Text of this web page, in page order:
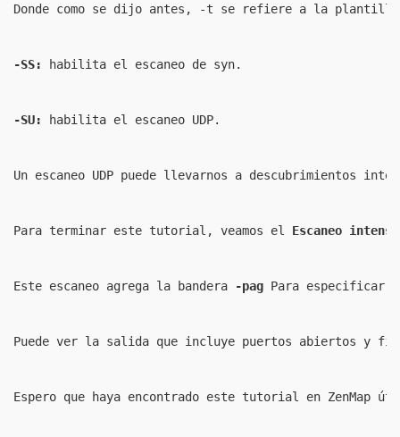
Donde como se dijo antes, -t se refiere a la plantilla
-SS: habilita el escaneo de syn.
-SU: habilita el escaneo UDP.
Un escaneo UDP puede llevarnos a descubrimientos
Para terminar este tutorial, veamos el Escaneo
Este escaneo agrega la bandera -pag Para especificar
Puede ver la salida que incluye puertos abiertos y
Espero que haya encontrado este tutorial en ZenMap